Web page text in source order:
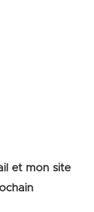
et mon site